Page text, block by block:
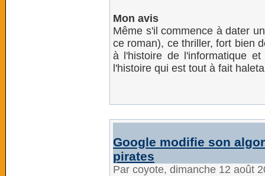
Mon avis
Même s'il commence à dater
ce roman), ce thriller, fort bien
à l'histoire de l'informatique
l'histoire qui est tout à fait
Google modifie son
pirates
Par coyote, dimanche 12 août